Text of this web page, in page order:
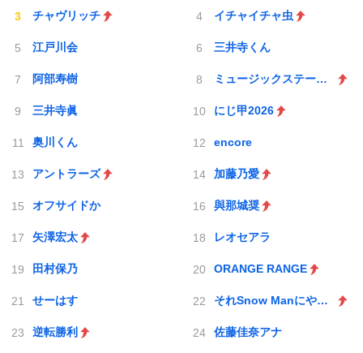
チャヴリッチ イチャイチャ虫
江戸川会 三井寺くん
阿部寿樹 ミュージックステーション
三井寺眞 にじ甲2026
奥川くん encore
アントラーズ 加藤乃愛
オフサイドか 與那城奨
矢澤宏太 レオセアラ
田村保乃 ORANGE RANGE
せーはす それSnow Manにやらせて下さい
逆転勝利 佐藤佳奈アナ